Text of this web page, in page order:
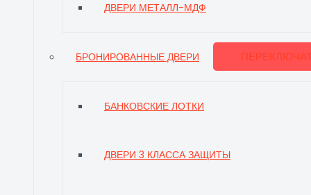
ДВЕРИ МЕТАЛЛ-МДФ
БРОНИРОВАННЫЕ ДВЕРИ
БАНКОВСКИЕ ЛОТКИ
ДВЕРИ 3 КЛАССА ЗАЩИТЫ